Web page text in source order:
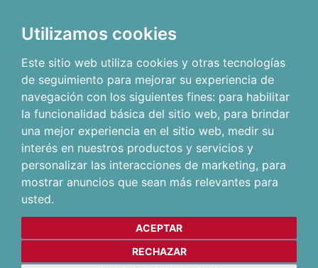
Utilizamos cookies
Este sitio web utiliza cookies y otras tecnologías
de seguimiento para mejorar su experiencia de
navegación con los siguientes fines: para habilitar
la funcionalidad básica del sitio web, para brindar
una mejor experiencia en el sitio web, medir su
interés en nuestros productos y servicios y
personalizar las interacciones de marketing, para
mostrar anuncios que sean más relevantes para
usted.
ACEPTAR
RECHAZAR